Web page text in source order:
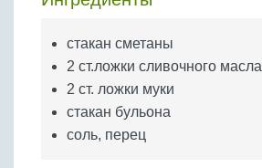
Бобовые
Яйца
Крупы
стакан сметаны
2 ст.ложки сливочного масла
2 ст. ложки муки
стакан бульона
соль, перец